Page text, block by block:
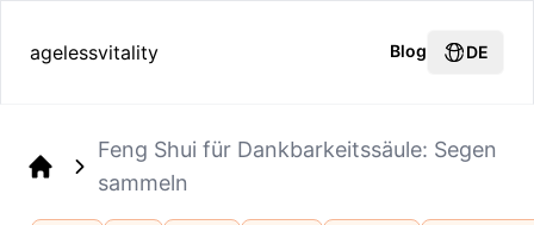
agelessvitality Blog DE
Feng Shui für Dankbarkeitssäule: Segen
sammeln